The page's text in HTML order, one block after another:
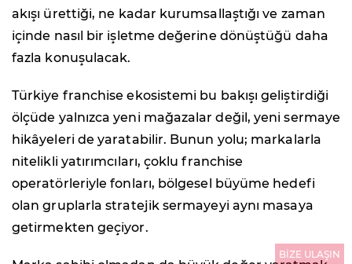
akışı ürettiği, ne kadar kurumsallaştığı ve zaman
içinde nasıl bir işletme değerine dönüştüğü daha
fazla konuşulacak.
Türkiye franchise ekosistemi bu bakışı geliştirdiği
ölçüde yalnızca yeni mağazalar değil, yeni sermaye
hikâyeleri de yaratabilir. Bunun yolu; markalarla
nitelikli yatırımcıları, çoklu franchise
operatörleriyle fonları, bölgesel büyüme hedefi
olan gruplarla stratejik sermayeyi aynı masaya
getirmekten geçiyor.
BİZE ULAŞIN